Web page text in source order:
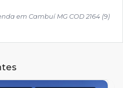
em Cambuí MG COD 2164 (9)